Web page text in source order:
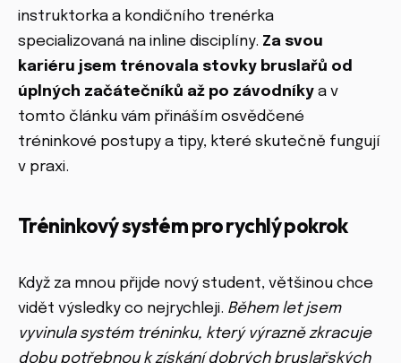
instruktorka a kondičního trenérka
specializovaná na inline disciplíny. Za svou
kariéru jsem trénovala stovky bruslařů od
úplných začátečníků až po závodníky a v
tomto článku vám přináším osvědčené
tréninkové postupy a tipy, které skutečně fungují
v praxi.
Tréninkový systém pro rychlý pokrok
Když za mnou přijde nový student, většinou chce
vidět výsledky co nejrychleji. Během let jsem
vyvinula systém tréninku, který výrazně zkracuje
dobu potřebnou k získání dobrých bruslařských